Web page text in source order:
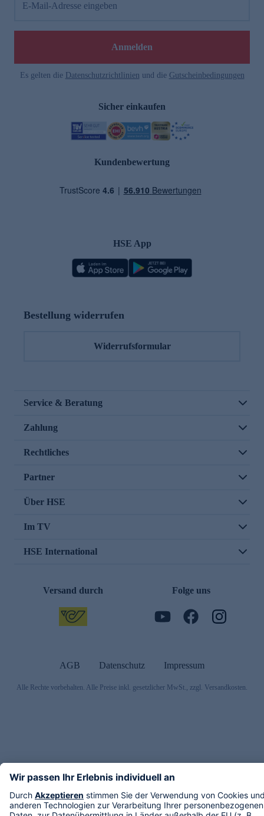
E-Mail-Adresse eingeben
Anmelden
Es gelten die Datenschutzrichtlinien und die Gutscheinbedingungen
Sicher einkaufen
Kundenbewertung
HSE App
Bestellung widerrufen
Widerrufsformular
Service & Beratung
Zahlung
Rechtliches
Partner
Über HSE
Im TV
HSE International
Versand durch Folge uns
AGB Datenschutz Impressum
Alle Rechte vorbehalten. Alle Preise inkl. gesetzlicher MwSt., zzgl. Versandkosten.